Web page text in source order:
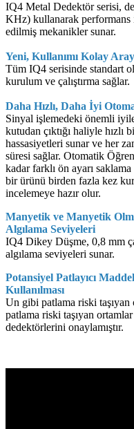
IQ4 Metal Dedektör serisi,
KHz) kullanarak
edilmiş mekanikler sunar.
Yeni, Kullanımı Kolay
Tüm IQ4 serisinde standart
kurulum ve çalıştırma sağlar.
Daha Hızlı, Daha İyi
Sinyal işlemedeki önemli
kutudan çıktığı haliyle hızlı
hassasiyetleri sunar ve her
süresi sağlar. Otomatik
kadar farklı ön ayarı
bir ürünü birden fazla kez
incelemeye hazır olur.
Manyetik ve Manyetik
Algılama Seviyeleri
IQ4 Dikey Düşme, 0,8 mm
algılama seviyeleri sunar.
Potansiyel Patlayıcı
Kullanılması
Un gibi patlama riski
patlama riski taşıyan
dedektörlerini onaylamıştır.